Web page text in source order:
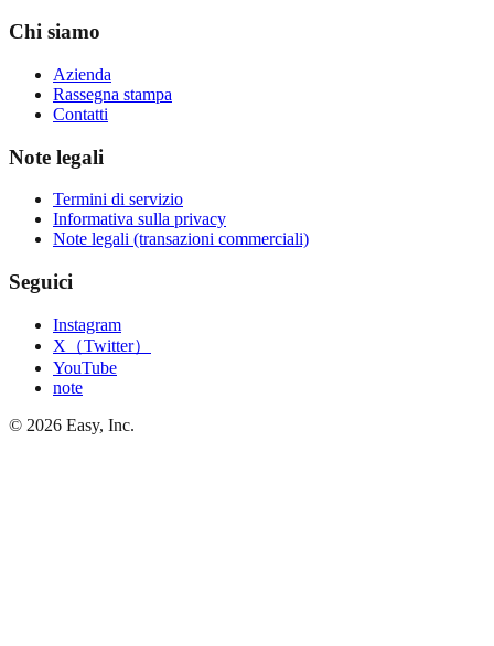
Chi siamo
Azienda
Rassegna stampa
Contatti
Note legali
Termini di servizio
Informativa sulla privacy
Note legali (transazioni commerciali)
Seguici
Instagram
X（Twitter）
YouTube
note
© 2026 Easy, Inc.